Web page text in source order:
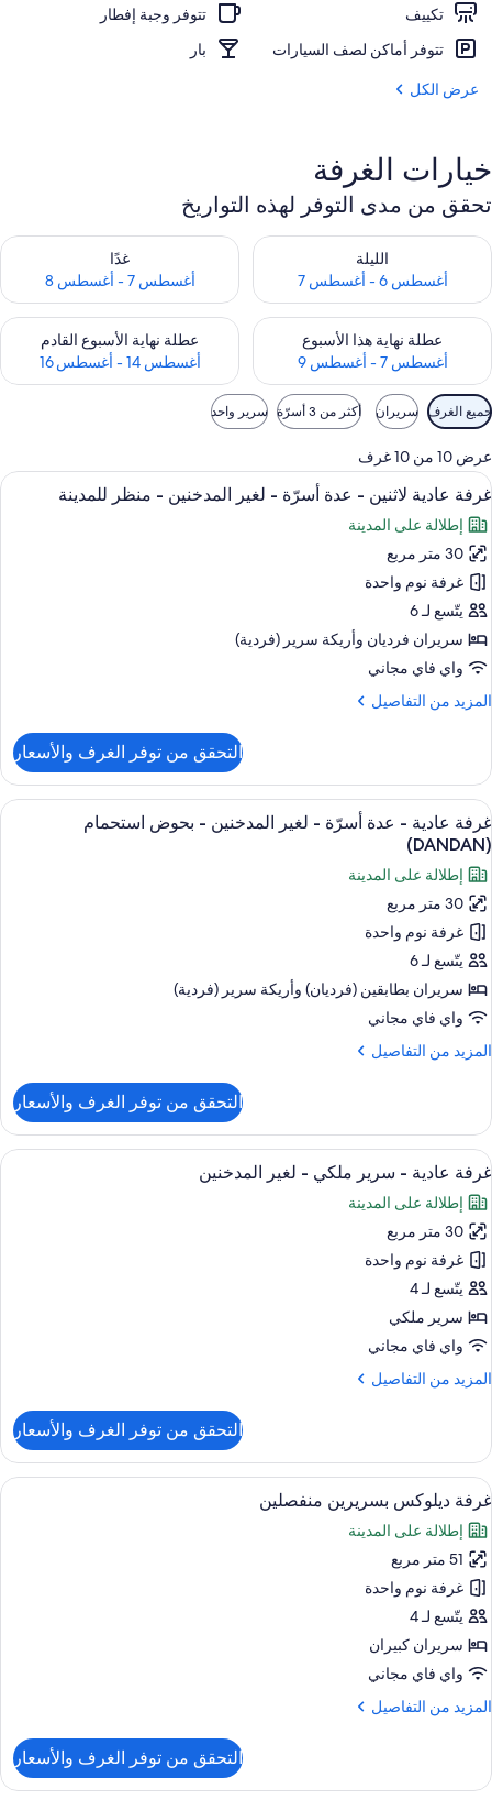
تكييف
تتوفر وجبة إفطار
تتوفر أماكن لصف السيارات
بار
عرض الكل
خيارات الغرفة
تحقق من مدى التوفر لهذه التواريخ
الليلة
أغسطس 6 - أغسطس 7
تحقق من مدى التوفر لليلة للفترة أغسطس 6 - أغسطس 7
غدًا
أغسطس 7 - أغسطس 8
تحقق من مدى التوفر لغد للفترة أغسطس
عطلة نهاية هذا الأسبوع
أغسطس 7 - أغسطس 9
تحقق من مدى التوفر لعطلة نهاية هذا الأسبوع للفترة أغسطس 7 - أغسطس 9
عطلة نهاية الأسبوع القادم
أغسطس 14 - أغسطس 16
تحقق من مدى التوفر لعطلة نهاية
عوامل
التصفية
المتاحة
للغرف
جميع الغرف سريران أكثر من 3 أسرّة سرير واحد
عرض 10 من 10 غرف
استعراض
جميع
صور
غرفة
عادية
لاثنين
-
عدة
أسرّة
-
-
منظر
للمدينة
ألحفة محشوة بالريش ومكتب ومكواة/
3
غرفة عادية لاثنين - عدة أسرّة - لغير المدخنين - منظر للمدينة
إطلالة على المدينة
30 متر مربع
غرفة نوم واحدة
يتّسع لـ 6
سريران فرديان‫‬ وأريكة سرير (فردية)
واي فاي مجاني
المزيد من التفاصيل
المزيد
غرفة
عادية
لاثنين
-
عدة
أسرّة
لغير
المدخنين
للمدينة
التحقق من توفر الغرف والأسعار
استعراض
جميع
صور
غرفة
عادية
-
عدة
أسرّة
-
لغير
المدخنين
استحمام
(DANDAN)
ألحفة محشوة بالريش ومكتب ومكواة/
5
غرفة عادية - عدة أسرّة - لغير المدخنين - بحوض استحمام
(DANDAN)
إطلالة على المدينة
30 متر مربع
غرفة نوم واحدة
يتّسع لـ 6
سريران بطابقين (فرديان)‫‬ وأريكة سرير (فردية)
واي فاي مجاني
المزيد من التفاصيل
المزيد
غرفة
عادية
-
عدة
أسرّة
لغير
المدخنين
بحوض
استحمام
التحقق من توفر الغرف والأسعار
استعراض
جميع
صور
غرفة
عادية
-
سرير
ملكي
لغير
ألحفة محشوة بالريش ومكتب ومكواة/
4
غرفة عادية - سرير ملكي - لغير المدخنين
إطلالة على المدينة
30 متر مربع
غرفة نوم واحدة
يتّسع لـ 4
سرير ملكي
واي فاي مجاني
المزيد من التفاصيل
المزيد
غرفة
عادية
-
سرير
ملكي
لغير
المدخنين
التحقق من توفر الغرف والأسعار
استعراض
جميع
صور
غرفة
ديلوكس
بسريرين
منفصلين
ألحفة محشوة بالريش ومكتب ومكواة/
3
غرفة ديلوكس بسريرين منفصلين
إطلالة على المدينة
51 متر مربع
غرفة نوم واحدة
يتّسع لـ 4
سريران كبيران
واي فاي مجاني
المزيد من التفاصيل
المزيد
غرفة
التحقق من توفر الغرف والأسعار